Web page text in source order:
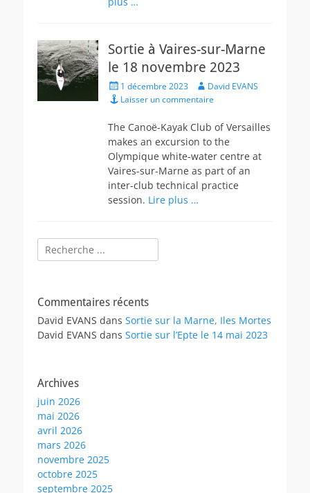
Sortie à Vaires-sur-Marne
le 18 novembre 2023
Posted
on
1 décembre 2023 AuthorDavid EVANS
Laisser un commentaire
The Canoë-Kayak Club of Versailles
makes an excursion to the
Olympique white-water centre at
Vaires-sur-Marne as part of an
inter-club technical practice
session. Lire plus …
Rechercher :
Commentaires récents
David EVANS dans Sortie sur la Marne, Iles Mortes
David EVANS dans Sortie sur l’Epte le 14 mai 2023
Archives
juin 2026
mai 2026
avril 2026
mars 2026
novembre 2025
octobre 2025
septembre 2025